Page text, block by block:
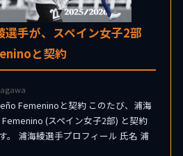
選手が、スペイン女子2部
と契約
Femeninoと契約 このたび、浦海
(スペイン女子2部) と契約
。 浦海綾選手プロフィール 氏名 浦